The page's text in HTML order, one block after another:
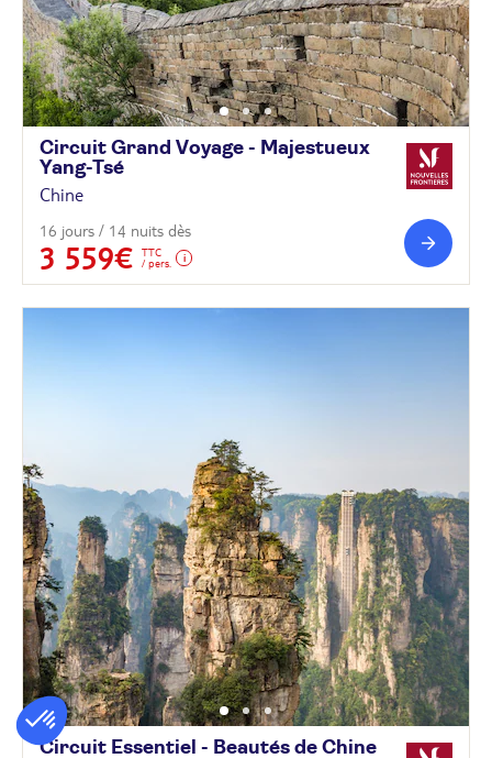
Circuit Grand Voyage - Majestueux
Yang-Tsé
Chine
16 jours / 14 nuits dès
3 559€
TTC
/ pers.
Circuit Essentiel - Beautés de Chine